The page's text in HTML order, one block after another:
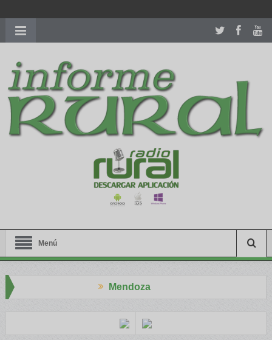
richardmillereplica
women.patekphilippe.tofor sale in usa recognized command with
dining room table ceremony. welcome to our
perfectwatches.is
shop. best youngsexdoll.comwith professional customer
services. 1: 1 design high
https://reallydiamond.com/
Menú